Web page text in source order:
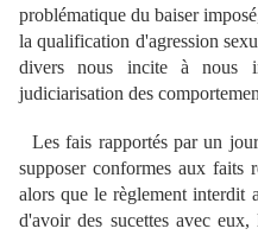
problématique du baiser
la qualification d'agression
divers nous incite à nous
judiciarisation des
Les fais rapportés par un
supposer conformes aux faits
alors que le règlement interdit
d'avoir des sucettes avec